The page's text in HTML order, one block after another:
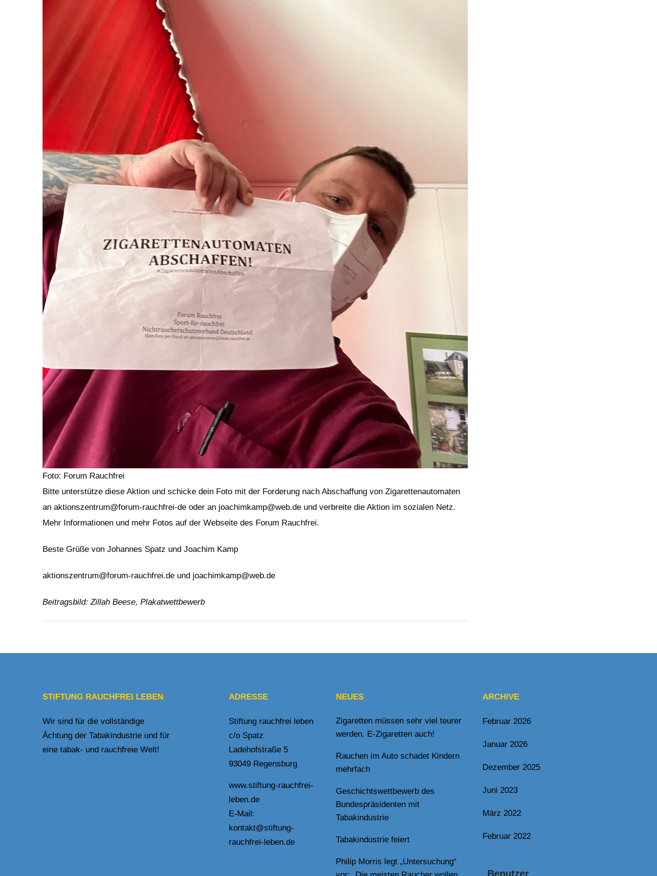
Foto: Forum Rauchfrei
Bitte unterstütze diese Aktion und schicke dein Foto mit der Forderung nach Abschaffung von Zigarettenautomaten
an aktionszentrum@forum-rauchfrei-de oder an joachimkamp@web.de und verbreite die Aktion im sozialen Netz.
Mehr Informationen und mehr Fotos auf der Webseite des Forum Rauchfrei.
Beste Grüße von Johannes Spatz und Joachim Kamp
aktionszentrum@forum-rauchfrei.de und joachimkamp@web.de
Beitragsbild: Zillah Beese, Plakatwettbewerb
STIFTUNG RAUCHFREI LEBEN
Wir sind für die vollständige
Ächtung der Tabakindustrie und für
eine tabak- und rauchfreie Welt!
ADRESSE
Stiftung rauchfrei leben
c/o Spatz
Ladehofstraße 5
93049 Regensburg
www.stiftung-rauchfrei-
leben.de
E-Mail:
kontakt@stiftung-
rauchfrei-leben.de
NEUES
Zigaretten müssen sehr viel teurer
werden. E-Zigaretten auch!
Rauchen im Auto schadet Kindern
mehrfach
Geschichtswettbewerb des
Bundespräsidenten mit
Tabakindustrie
Tabakindustrie feiert
Philip Morris legt „Untersuchung“
ARCHIVE
Februar 2026
Januar 2026
Dezember 2025
Juni 2023
März 2022
Februar 2022
Benutzer